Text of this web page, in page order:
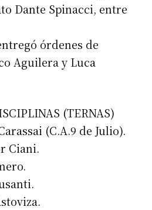
Dante Spinacci, entre
órdenes de
Aguilera y Luca
(TERNAS)
(C.A.9 de Julio).
Ciani.